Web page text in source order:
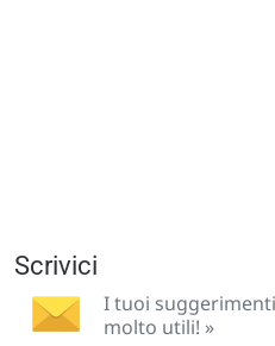
Scrivici
I tuoi
molto utili! »